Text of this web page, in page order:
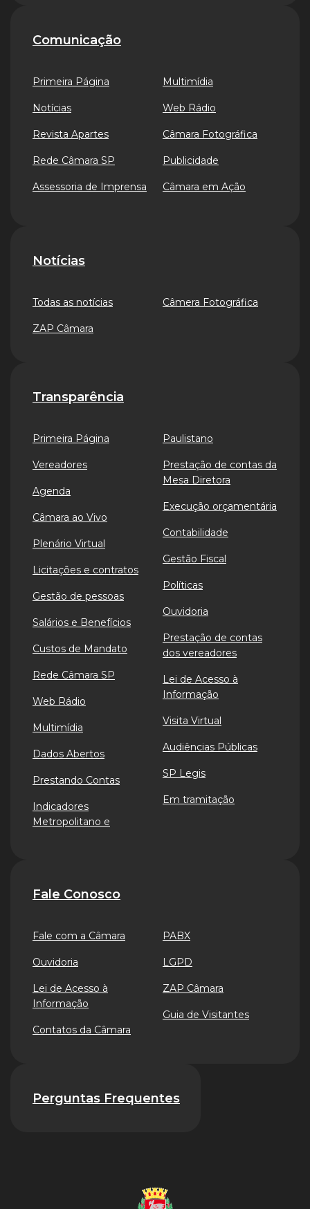
Comunicação
Primeira Página
Notícias
Revista Apartes
Rede Câmara SP
Assessoria de Imprensa
Multimídia
Web Rádio
Câmara Fotográfica
Publicidade
Câmara em Ação
Notícias
Todas as notícias
ZAP Câmara
Câmera Fotográfica
Transparência
Primeira Página
Vereadores
Agenda
Câmara ao Vivo
Plenário Virtual
Licitações e contratos
Gestão de pessoas
Salários e Benefícios
Custos de Mandato
Rede Câmara SP
Web Rádio
Multimídia
Dados Abertos
Prestando Contas
Indicadores
Metropolitano e
Paulistano
Prestação de contas da
Mesa Diretora
Execução orçamentária
Contabilidade
Gestão Fiscal
Políticas
Ouvidoria
Prestação de contas
dos vereadores
Lei de Acesso à
Informação
Visita Virtual
Audiências Públicas
SP Legis
Em tramitação
Fale Conosco
Fale com a Câmara
Ouvidoria
Lei de Acesso à
Informação
Contatos da Câmara
PABX
LGPD
ZAP Câmara
Guia de Visitantes
Perguntas Frequentes